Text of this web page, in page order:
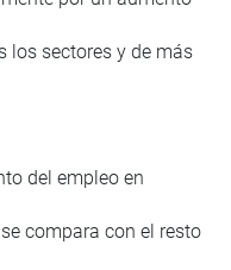
los sectores y de más
del empleo en
compara con el resto